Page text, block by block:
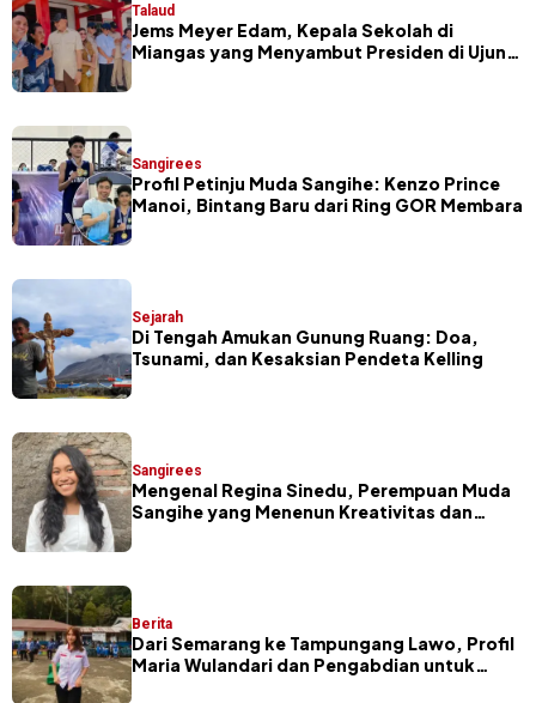
Talaud
Jems Meyer Edam, Kepala Sekolah di
Miangas yang Menyambut Presiden di Ujung
Sangirees
Profil Petinju Muda Sangihe: Kenzo Prince
Manoi, Bintang Baru dari Ring GOR Membara
Sejarah
Di Tengah Amukan Gunung Ruang: Doa,
Tsunami, dan Kesaksian Pendeta Kelling
Sangirees
Mengenal Regina Sinedu, Perempuan Muda
Sangihe yang Menenun Kreativitas dan
Berita
Dari Semarang ke Tampungang Lawo, Profil
Maria Wulandari dan Pengabdian untuk